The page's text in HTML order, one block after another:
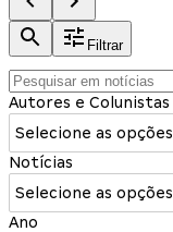
Filtrar
Autores e Colunistas
Selecione as opções
Notícias
Selecione as opções
Ano